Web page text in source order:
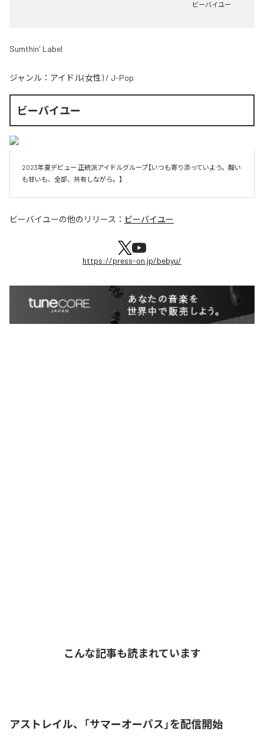
ビーバイユー
Sumthin' Label
ジャンル： アイドル(女性) / J-Pop
ビーバイユー
2023年夏デビュー 正統派アイドルグループ【いつも寄り添っていよう。酸い
も甘いも、全部、共有しながら。】
ビーバイユーの他のリリース： ビーバイユー
https://press-on.jp/bebyu/
こんな記事も読まれています
アストレイル、「サマーオーパス」を配信開始